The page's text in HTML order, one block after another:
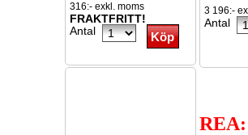
316:- exkl. moms
FRAKTFRITT!
Antal
3 196:-
Antal
REA: